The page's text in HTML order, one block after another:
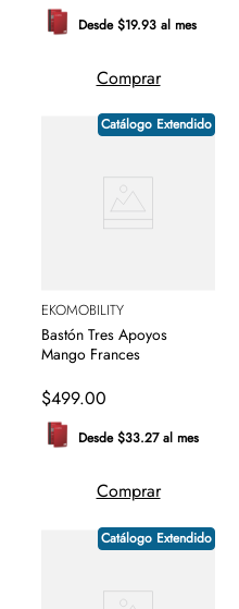
Desde $19.93 al mes
Comprar
Catálogo Extendido
EKOMOBILITY
Bastón Tres Apoyos
Mango Frances
$499.00
Desde $33.27 al mes
Comprar
Catálogo Extendido